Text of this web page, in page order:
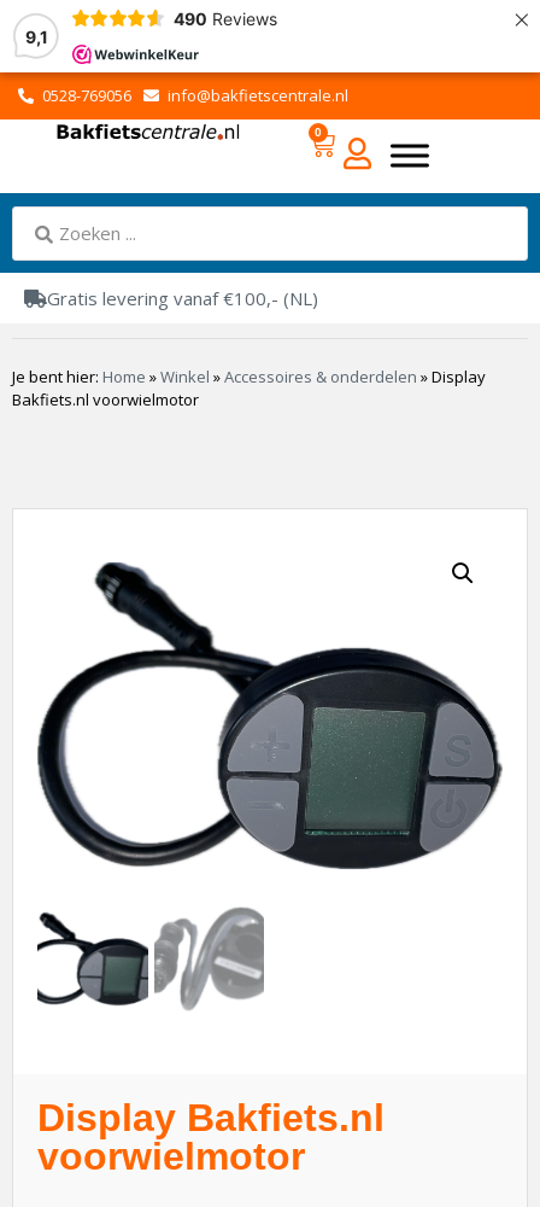
9,1
490 Reviews ×
0528-769056 info@bakfietscentrale.nl
0
Gratis levering vanaf €100,- (NL)
Je bent hier: Home »Winkel »Accessoires & onderdelen »Display
Bakfiets.nl voorwielmotor
Display Bakfiets.nl
voorwielmotor